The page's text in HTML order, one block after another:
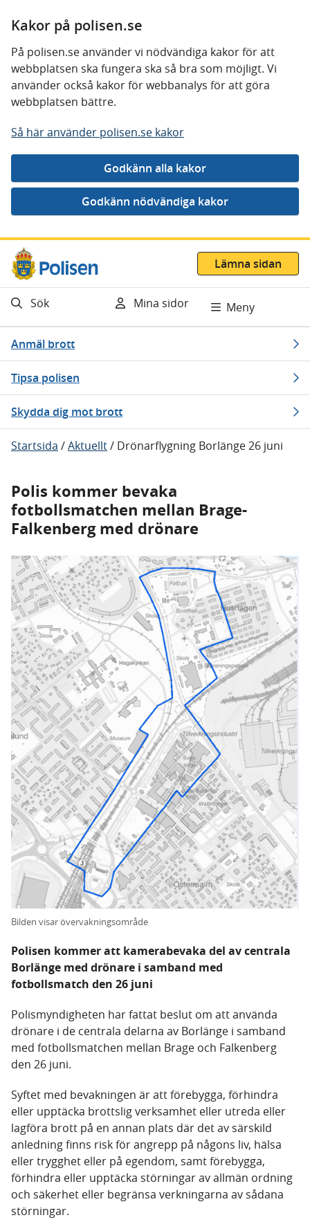
Kakor på polisen.se
På polisen.se använder vi nödvändiga kakor för att
webbplatsen ska fungera ska så bra som möjligt. Vi
använder också kakor för webbanalys för att göra
webbplatsen bättre.
Så här använder polisen.se kakor
Gå direkt till innehåll
Lämna sidan
Sök Mina sidor Meny
Anmäl brott
Tipsa polisen
Skydda dig mot brott
Startsida /Aktuellt/ Drönarflygning Borlänge 26 juni
Polis kommer bevaka
fotbollsmatchen mellan Brage-
Falkenberg med drönare
Bilden visar övervakningsområde
Polisen kommer att kamerabevaka del av centrala
Borlänge med drönare i samband med
fotbollsmatch den 26 juni
Polismyndigheten har fattat beslut om att använda
drönare i de centrala delarna av Borlänge i samband
med fotbollsmatchen mellan Brage och Falkenberg
den 26 juni.
Syftet med bevakningen är att förebygga, förhindra
eller upptäcka brottslig verksamhet eller utreda eller
lagföra brott på en annan plats där det av särskild
anledning finns risk för angrepp på någons liv, hälsa
eller trygghet eller på egendom, samt förebygga,
förhindra eller upptäcka störningar av allmän ordning
och säkerhet eller begränsa verkningarna av sådana
störningar.